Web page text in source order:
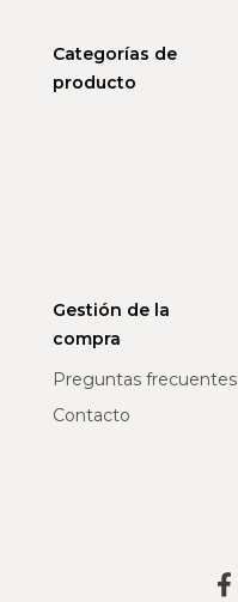
Categorías de
producto
Gestión de la
compra
Preguntas frecuentes
Contacto